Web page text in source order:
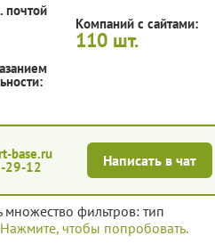
почтой
Компаний с сайтами:
110 шт.
base.ru
29-12 Написать в чат
множество фильтров: тип
Нажмите, чтобы попробовать.